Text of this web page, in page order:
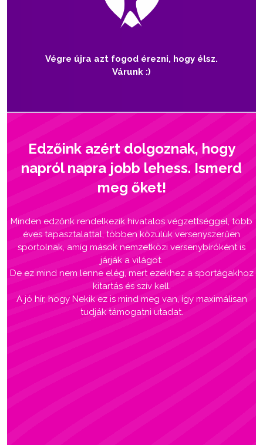
Végre újra azt fogod érezni, hogy élsz.
Várunk :)
Edzőink azért dolgoznak, hogy
napról napra jobb lehess. Ismerd
meg őket!
Minden edzőnk rendelkezik hivatalos végzettséggel, több
éves tapasztalattal, többen közülük versenyszerűen
sportolnak, amíg mások nemzetközi versenybíróként is
járják a világot.
De ez mind nem lenne elég, mert ezekhez a sportágakhoz
kitartás és szív kell.
A jó hír, hogy Nekik ez is mind meg van, így maximálisan
tudják támogatni utadat.